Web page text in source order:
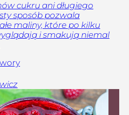
cukru ani długiego
sposób pozwala
maliny, które po kilku
i smakują niemal